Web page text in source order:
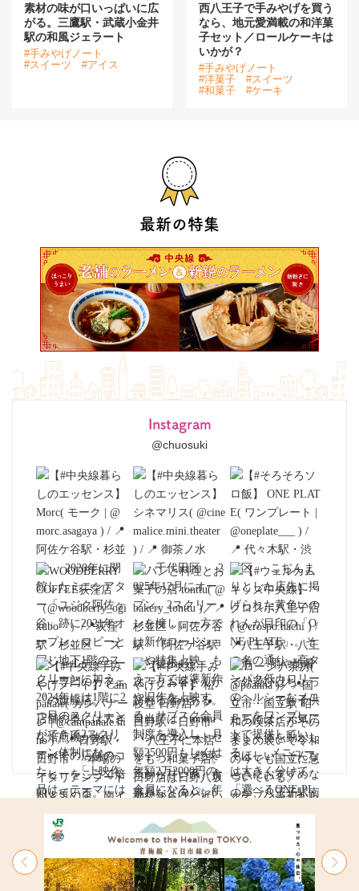
最新の特集
Instagram
@chuosuki
素材の味が口いっぱいに広
がる。三鷹駅・武蔵小金井
駅の和風ジェラート
#手みやげノート
#スイーツ
#アイス
西八王子で手みやげを買う
なら、地元愛満載の和洋菓
子セット／ロールケーキは
いかが？
#手みやげノート
#洋菓子
#スイーツ
#和菓子
#ケーキ